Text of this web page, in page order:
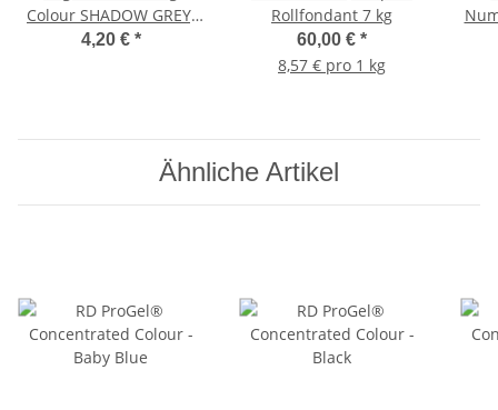
Colour SHADOW GREY,
7ml
4,20 € *
Rollfondant 7 kg
60,00 € *
8,57 € pro 1 kg
Ähnliche Artikel